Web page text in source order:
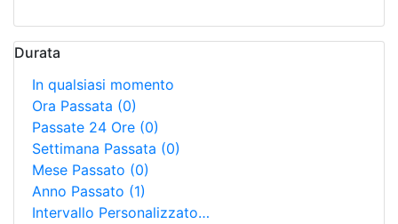
Durata
In qualsiasi momento
Ora Passata (0)
Passate 24 Ore (0)
Settimana Passata (0)
Mese Passato (0)
Anno Passato (1)
Intervallo Personalizzato…